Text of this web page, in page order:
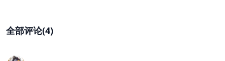
全部评论(4)